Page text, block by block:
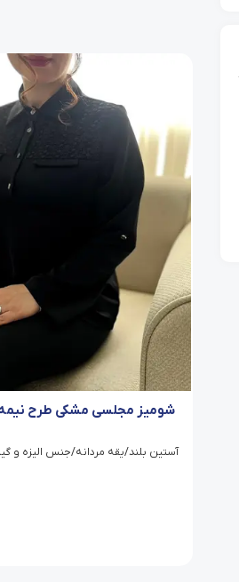
شومیز مجلسی مشکی طرح نیمه
آستین بلند/یقه مردانه/جنس الیزه و گیپور/